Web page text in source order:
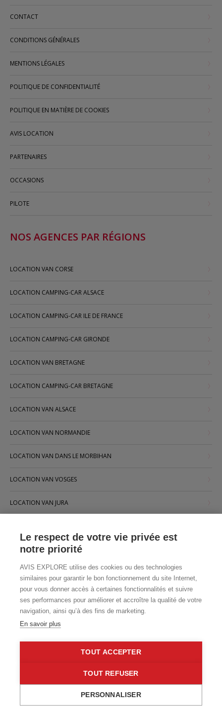
CONTACT
CONDITIONS GÉNÉRALES
MENTIONS LÉGALES
POLITIQUE DE CONFIDENTIALITÉ
POLITIQUE EN MATIÈRE DE COOKIES
AVIS LOCATION
PARTENAIRES
OCCASIONS
PILOTE
NOS AGENCES PAR RÉGIONS
LOCATION VAN CORSE
LOCATION CAMPING-CAR ALSACE
LOCATION CAMPING-CAR ILE DE FRANCE
LOCATION CAMPING-CAR GIRONDE
LOCATION VAN BRETAGNE
LOCATION CAMPING-CAR BRETAGNE
LOCATION VAN ALSACE
LOCATION VAN NORMANDIE
LOCATION VAN DANS LE MORBIHAN
LOCATION VAN VOSGES
LOCATION VAN JURA
LOCATION VAN LYON
LOCATION DE VAN À STRASBOURG : VOTRE PORTE D'ENTRÉE POUR
EXPLORER L'ALSACE
LOCATION CAMPING-CAR AIX/MARSEILLE
LOCATION CAMPING-CAR AJACCIO
Le respect de votre vie privée est
notre priorité
AVIS EXPLORE utilise des cookies ou des technologies
similaires pour garantir le bon fonctionnement du site Internet,
pour vous donner accès à certaines fonctionnalités et suivre
ses performances pour améliorer et accroître la qualité de votre
navigation, ainsi qu’à des fins de marketing.
En savoir plus
TOUT ACCEPTER
TOUT REFUSER
PERSONNALISER